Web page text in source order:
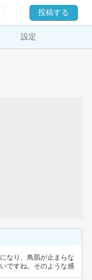
投稿する
設定
なり、鳥肌が止まらな
ですね。そのような感